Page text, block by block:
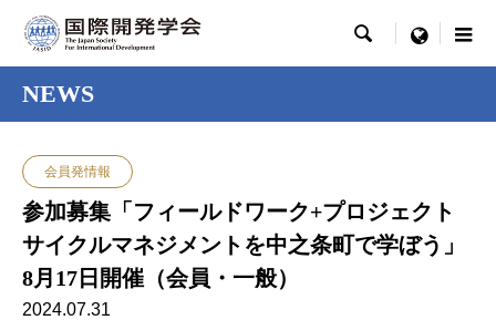
 menu
NEWS
会員発情報
参加募集「フィールドワーク+プロジェクト
サイクルマネジメントを中之条町で学ぼう」
8月17日開催（会員・一般）
2024.07.31